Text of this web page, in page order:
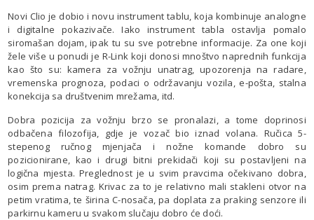
Novi Clio je dobio i novu instrument tablu, koja kombinuje analogne
i digitalne pokazivače. Iako instrument tabla ostavlja pomalo
siromašan dojam, ipak tu su sve potrebne informacije. Za one koji
žele više u ponudi je R-Link koji donosi mnoštvo naprednih funkcija
kao što su: kamera za vožnju unatrag, upozorenja na radare,
vremenska prognoza, podaci o održavanju vozila, e-pošta, stalna
konekcija sa društvenim mrežama, itd.
Dobra pozicija za vožnju brzo se pronalazi, a tome doprinosi
odbačena filozofija, gdje je vozač bio iznad volana. Ručica 5-
stepenog ručnog mjenjača i nožne komande dobro su
pozicionirane, kao i drugi bitni prekidači koji su postavljeni na
logična mjesta. Preglednost je u svim pravcima očekivano dobra,
osim prema natrag. Krivac za to je relativno mali stakleni otvor na
petim vratima, te širina C-nosača, pa doplata za praking senzore ili
parkirnu kameru u svakom slučaju dobro će doći.